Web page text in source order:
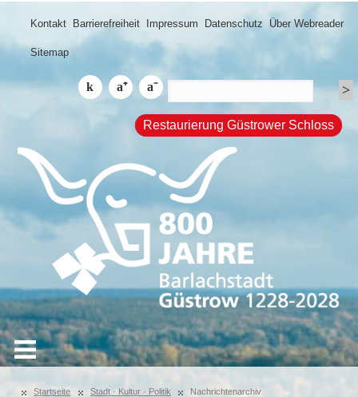
Kontakt Barrierefreiheit Impressum Datenschutz Über Webreader
Sitemap
Restaurierung Güstrower Schloss
Startseite Stadt · Kultur · Politik Nachrichtenarchiv